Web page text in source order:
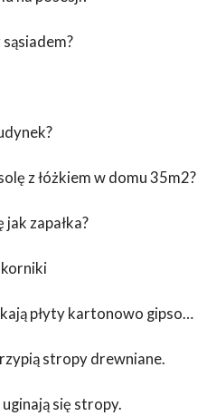
z łóżkiem w domu 35m2?
jak zapałka?
korniki
W domu z paneli SIP pękają płyty kartonowo gipsowe.
stropy drewniane.
się stropy.